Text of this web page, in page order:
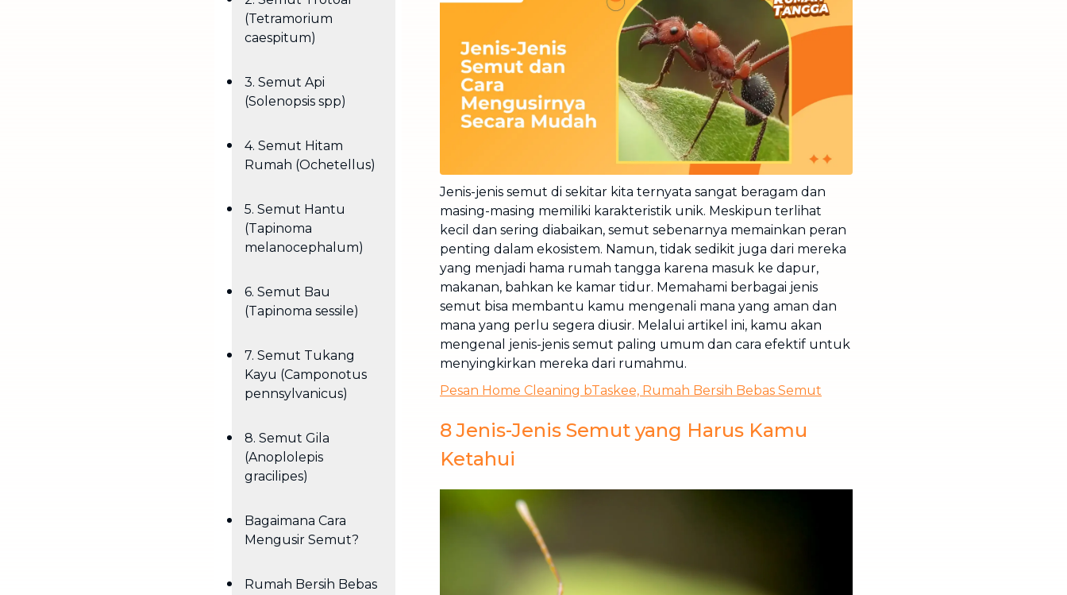
Cuci Sofa & Kasur
Layanan pembersihan sofa, kasur,
gorden, dan karpet profesional
Pindahan Rumah
Layanan pindahan dan relokasi
rumah secara menyeluruh
(Tetramorium
caespitum)
3. Semut Api
(Solenopsis spp)
4. Semut Hitam
Rumah (Ochetellus)
5. Semut Hantu
(Tapinoma
melanocephalum)
6. Semut Bau
(Tapinoma sessile)
7. Semut Tukang
Kayu (Camponotus
pennsylvanicus)
8. Semut Gila
(Anoplolepis
gracilipes)
Bagaimana Cara
Mengusir Semut?
Rumah Bersih Bebas
Jenis-jenis semut di sekitar kita ternyata sangat beragam dan
masing-masing memiliki karakteristik unik. Meskipun terlihat
kecil dan sering diabaikan, semut sebenarnya memainkan peran
penting dalam ekosistem. Namun, tidak sedikit juga dari mereka
yang menjadi hama rumah tangga karena masuk ke dapur,
makanan, bahkan ke kamar tidur. Memahami berbagai jenis
semut bisa membantu kamu mengenali mana yang aman dan
mana yang perlu segera diusir. Melalui artikel ini, kamu akan
mengenal jenis-jenis semut paling umum dan cara efektif untuk
menyingkirkan mereka dari rumahmu.
Pesan Home Cleaning bTaskee, Rumah Bersih Bebas Semut
8 Jenis-Jenis Semut yang Harus Kamu
Ketahui